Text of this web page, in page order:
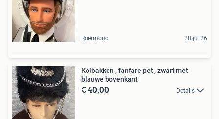
Roermond 28 jul 26
Kolbakken , fanfare pet , zwart met
blauwe bovenkant
€ 40,00 Details